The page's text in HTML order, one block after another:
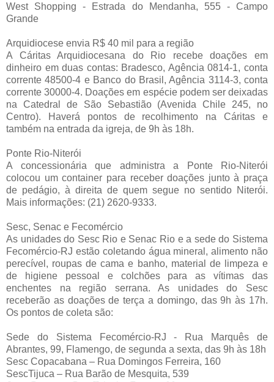
West Shopping - Estrada do Mendanha, 555 - Campo
Grande
Arquidiocese envia R$ 40 mil para a região
A Cáritas Arquidiocesana do Rio recebe doações em
dinheiro em duas contas: Bradesco, Agência 0814-1, conta
corrente 48500-4 e Banco do Brasil, Agência 3114-3, conta
corrente 30000-4. Doações em espécie podem ser deixadas
na Catedral de São Sebastião (Avenida Chile 245, no
Centro). Haverá pontos de recolhimento na Cáritas e
também na entrada da igreja, de 9h às 18h.
Ponte Rio-Niterói
A concessionária que administra a Ponte Rio-Niterói
colocou um container para receber doações junto à praça
de pedágio, à direita de quem segue no sentido Niterói.
Mais informações: (21) 2620-9333.
Sesc, Senac e Fecomércio
As unidades do Sesc Rio e Senac Rio e a sede do Sistema
Fecomércio-RJ estão coletando água mineral, alimento não
perecível, roupas de cama e banho, material de limpeza e
de higiene pessoal e colchões para as vítimas das
enchentes na região serrana. As unidades do Sesc
receberão as doações de terça a domingo, das 9h às 17h.
Os pontos de coleta são:
Sede do Sistema Fecomércio-RJ - Rua Marquês de
Abrantes, 99, Flamengo, de segunda a sexta, das 9h às 18h
Sesc Copacabana – Rua Domingos Ferreira, 160
SescTijuca – Rua Barão de Mesquita, 539